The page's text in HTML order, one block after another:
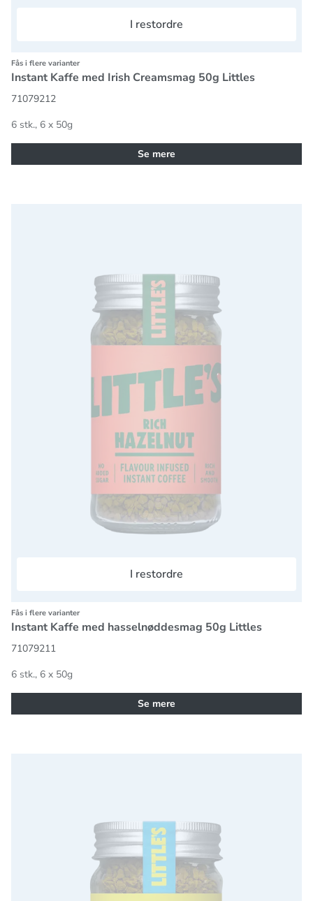
I restordre
Fås i flere varianter
Instant Kaffe med Irish Creamsmag 50g Littles
71079212
6 stk., 6 x 50g
Se mere
I restordre
Fås i flere varianter
Instant Kaffe med hasselnøddesmag 50g Littles
71079211
6 stk., 6 x 50g
Se mere